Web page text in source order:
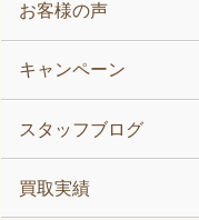
お客様の声
キャンペーン
スタッフブログ
買取実績